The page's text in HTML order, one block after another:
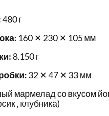
480 г
160 ✕ 230 ✕ 105 мм
8.150 г
32 ✕ 47 ✕ 33 мм
мармелад со вкусом
, клубника)